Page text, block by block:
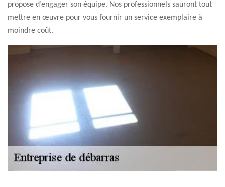
propose d’engager son équipe. Nos professionnels sauront tout
mettre en œuvre pour vous fournir un service exemplaire à
moindre coût.